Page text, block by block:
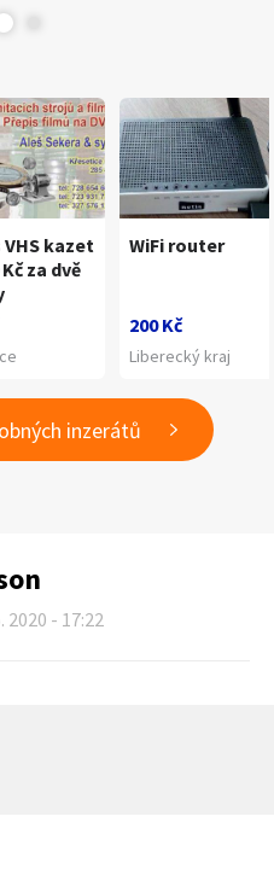
VHS kazet
za dvě
WiFi router
200 Kč
Liberecký kraj
inzerátů
2020 - 17:22